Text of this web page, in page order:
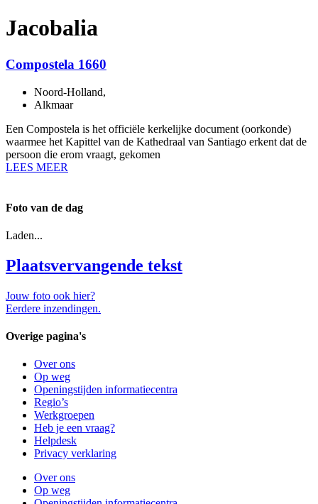
Jacobalia
Compostela 1660
Noord-Holland,
Alkmaar
Een Compostela is het officiële kerkelijke document (oorkonde)
waarmee het Kapittel van de Kathedraal van Santiago erkent dat de
persoon die erom vraagt, gekomen
LEES MEER
Foto van de dag
Laden...
Plaatsvervangende tekst
Jouw foto ook hier?
Eerdere inzendingen.
Overige pagina's
Over ons
Op weg
Openingstijden informatiecentra
Regio’s
Werkgroepen
Heb je een vraag?
Helpdesk
Privacy verklaring
Over ons
Op weg